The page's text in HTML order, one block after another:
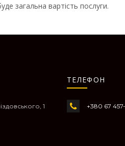
загальна вартість послуги.
1
ТЕЛЕФОН
+380 67